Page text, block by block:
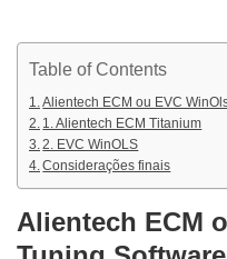
Table of Contents
Alientech ECM ou EVC
1. Alientech ECM Titanium
2. EVC WinOLS
Considerações finais
Alientech ECM